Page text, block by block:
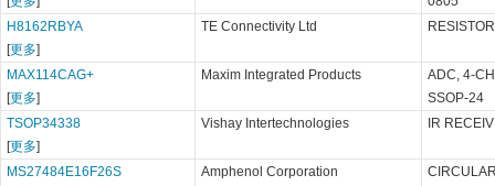
H8162RBYA
[更多]
TE Connectivity Ltd
MAX114CAG+
[更多]
Maxim Integrated Products
ADC, 4-
SSOP-24
TSOP34338
[更多]
Vishay Intertechnologies IR
MS27484E16F26S
Amphenol Corporation